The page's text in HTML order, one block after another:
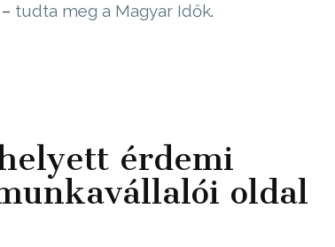
tudta meg a Magyar Idők.
érdemi
oldal